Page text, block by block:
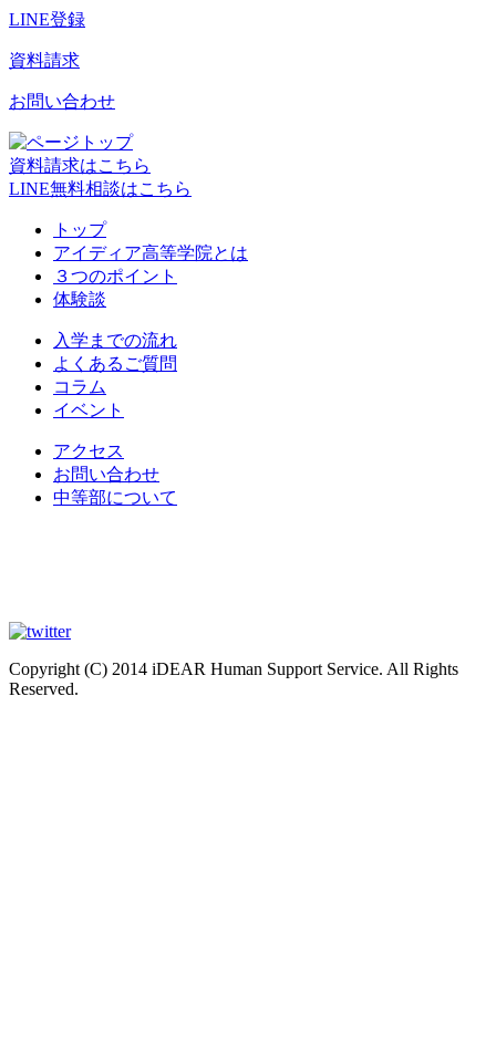
LINE登録
資料請求
お問い合わせ
資料請求はこちら
LINE無料相談はこちら
トップ
アイディア高等学院とは
３つのポイント
体験談
入学までの流れ
よくあるご質問
コラム
イベント
アクセス
お問い合わせ
中等部について
Copyright (C) 2014 iDEAR Human Support Service. All Rights
Reserved.